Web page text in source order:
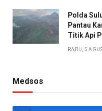
Polda
Pantau
Titik Api
RABU, 5
Medsos